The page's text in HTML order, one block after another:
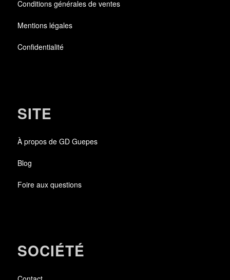
Conditions générales de ventes
Mentions légales
Confidentialité
SITE
À propos de GD Guepes
Blog
Foire aux questions
SOCIÉTÉ